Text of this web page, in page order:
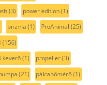
(3) power edition(1)
prizma (1) ProAnimal (25)
(156)
keverő(1) propeller(3)
(21) pálcahőmérő(1)